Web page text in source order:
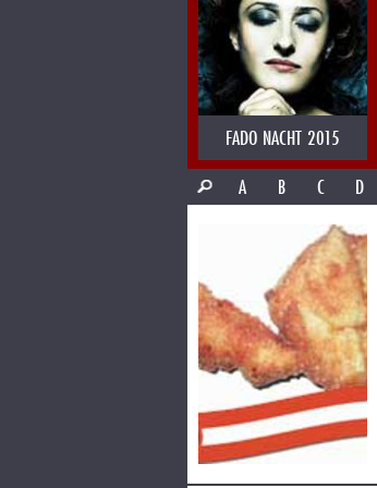
FADO NACHT 2015
A
B C D